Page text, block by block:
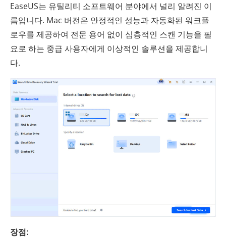
EaseUS는 유틸리티 소프트웨어 분야에서 널리 알려진 이
름입니다. Mac 버전은 안정적인 성능과 자동화된 워크플
로우를 제공하여 전문 용어 없이 심층적인 스캔 기능을 필
요로 하는 중급 사용자에게 이상적인 솔루션을 제공합니
다.
장점: